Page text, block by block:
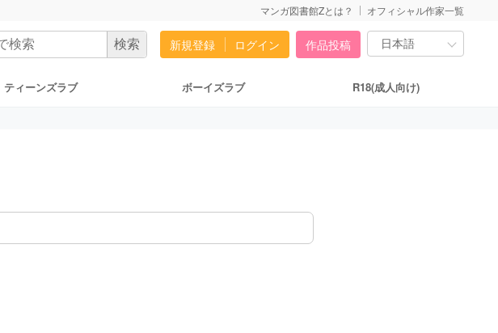
マンガ図書館Zとは？ オフィシャル作家一覧
新規登録 ログイン 作品投稿
ティーンズラブ ボーイズラブ R18(成人向け)